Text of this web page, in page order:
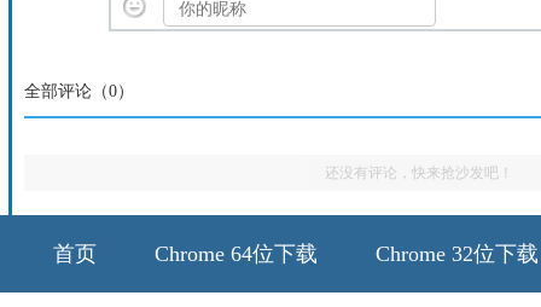
全部评论（0）
还没有评论，快来抢沙发吧！
首页 Chrome 64位下载 Chrome 32位下载